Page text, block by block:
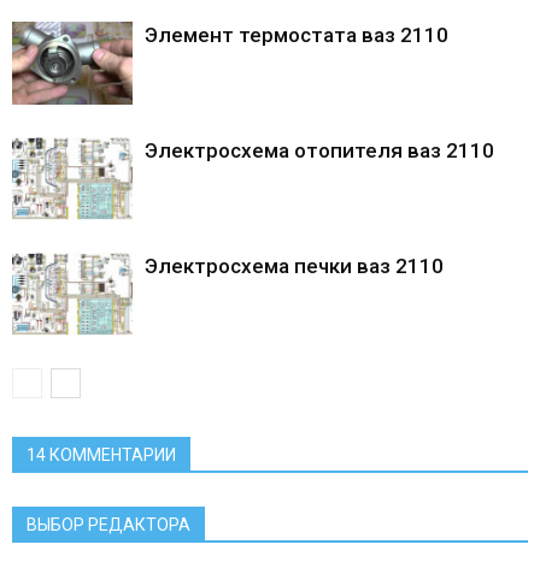
Элемент термостата ваз 2110
Электросхема отопителя ваз 2110
Электросхема печки ваз 2110
14 КОММЕНТАРИИ
ВЫБОР РЕДАКТОРА